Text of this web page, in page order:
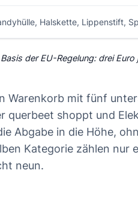
Halskette, Lippenstift,
der EU-Regelung: drei
Warenkorb mit fünf
querbeet shoppt und
Abgabe in die Höhe,
Kategorie zählen nur
neun.